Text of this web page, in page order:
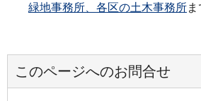
緑地事務所、各区の土木事務所
このページへのお問合せ